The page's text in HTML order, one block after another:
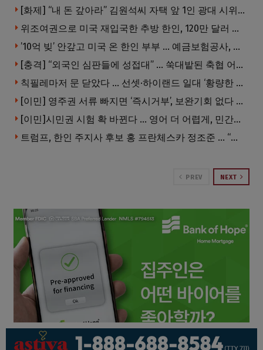
[화제] “내 돈 갚아라” 김원석씨 자택 앞 1인 광대 시위 … 한인 투자사, “108만 달러 못받아”
위조여권으로 미국 재입국한 추방 한인, 120만 달러 은행 사기 행각
’10억 빚’ 안갚고 미국 온 한인 부부 … 예금보험공사, 미국서 소송
[충격] “외국인 심판들에 성접대” … 쑥대밭된 축협 어디까지 추락하나
칙필레마저 문 닫았다 … 선셋·하이랜드 일대 ‘황량한 거리’로
[이민] 영주권 서류 빠지면 ‘즉시거부’, 보완기회 없다 … 이민심사 8월부터 확 바뀐다
[이민]시민권 시험 확 바뀐다 … 영어 더 어렵게, 민간시험 도입 추진
트럼프, 한인 주지사 후보 홍 프란체스카 정조준 … “미치광이다”
PREV NEXT